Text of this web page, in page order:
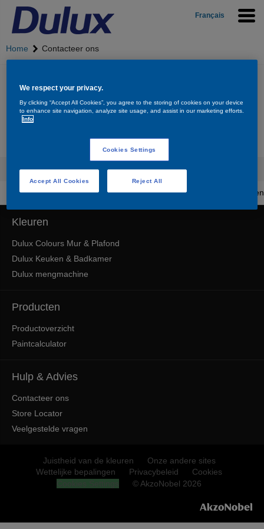
Français
Home Contacteer ons
Contacteer ons
Bel ons op het gratis nummer0800 - 32.000
Bereikbaar op werkdagen van 9 tot 17 uur
Terug naar boven
Kleuren
Dulux Colours Mur & Plafond
Dulux Keuken & Badkamer
Dulux mengmachine
Producten
Productoverzicht
Paintcalculator
Hulp & Advies
Contacteer ons
Store Locator
Veelgestelde vragen
Juistheid van de kleuren
Onze andere sites
Wettelijke bepalingen
Privacybeleid
Cookies
© AkzoNobel 2026
We respect your privacy.
By clicking “Accept All Cookies”, you agree to the storing of cookies on your device
to enhance site navigation, analyze site usage, and assist in our marketing efforts.
Info
Cookies Settings
Reject All
Accept All Cookies